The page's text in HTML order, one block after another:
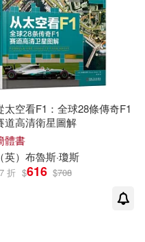
（美）L.
·J.布魯
布魯斯 李佳峰
太空看F1：全球28條傳奇F1
道高清衛星圖解
體書
（英） 布魯斯·瓊斯
折 $616 $708